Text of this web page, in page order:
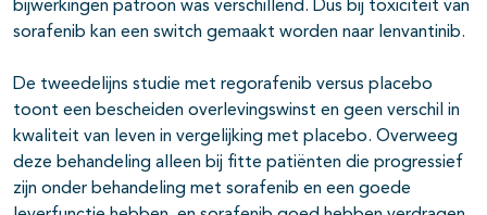
bijwerkingen patroon was verschillend. Dus bij toxiciteit van
sorafenib kan een switch gemaakt worden naar lenvantinib.
De tweedelijns studie met regorafenib versus placebo
toont een bescheiden overlevingswinst en geen verschil in
kwaliteit van leven in vergelijking met placebo. Overweeg
deze behandeling alleen bij fitte patiënten die progressief
zijn onder behandeling met sorafenib en een goede